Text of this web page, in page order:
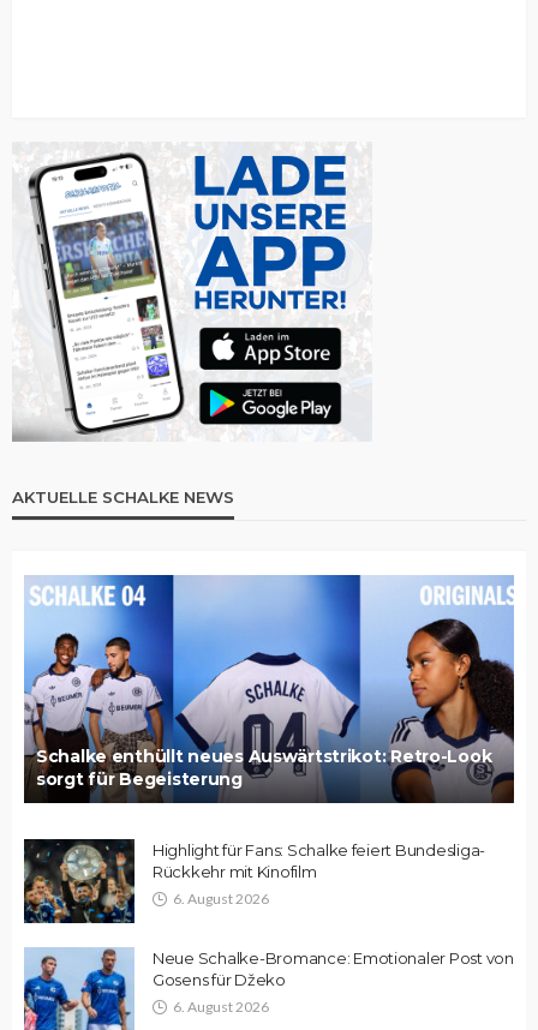
AKTUELLE SCHALKE NEWS
Schalke enthüllt neues Auswärtstrikot: Retro-Look
sorgt für Begeisterung
Highlight für Fans: Schalke feiert Bundesliga-
Rückkehr mit Kinofilm
6. August 2026
Neue Schalke-Bromance: Emotionaler Post von
Gosens für Džeko
6. August 2026